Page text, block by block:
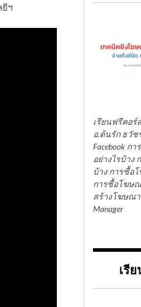
ยีฯ
เรียนฟรีคอ
อ.ต้นรัก ธวั
Facebook ก
อย่างไรบ้าง
บ้าง การซื้อ
การซื้อโฆษณ
สร้างโฆษณา
Manager
เรี